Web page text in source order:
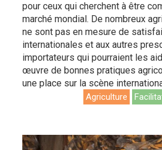
pour ceux qui cherchent à être
marché mondial. De nombreux
ne sont pas en mesure de
internationales et aux autres
importateurs qui pourraient les
œuvre de bonnes pratiques
une place sur la scène
Agriculture